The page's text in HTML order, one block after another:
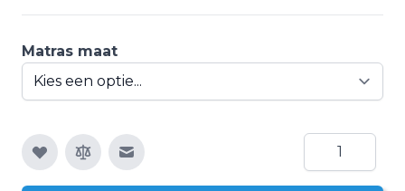
Matras maat
E-mail naar een vriend
Aantal